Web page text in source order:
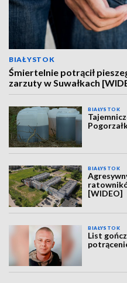
BIAŁYSTOK
Śmiertelnie potrącił
zarzuty w Suwałkach
BIAŁYSTOK
BIAŁYSTOK
[WIDEO]
BIAŁYSTOK
List